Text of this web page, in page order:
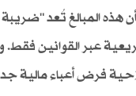
المبالغ تُعد
عبر القوانين فقط.
فرض أعباء مالية